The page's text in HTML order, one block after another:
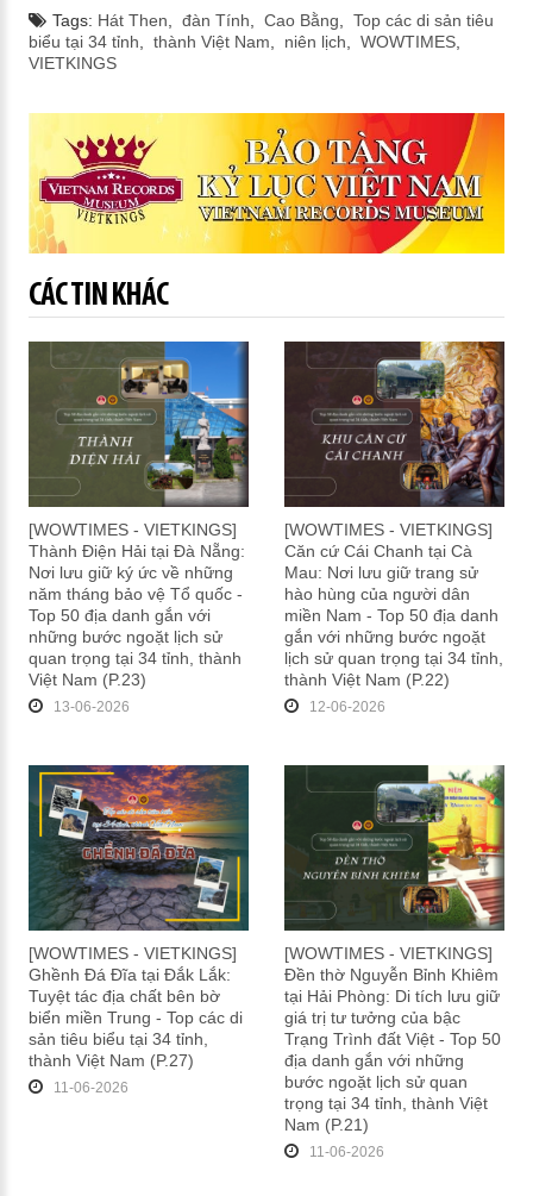
Tags: Hát Then, đàn Tính, Cao Bằng, Top các di sản tiêu
biểu tại 34 tỉnh, thành Việt Nam, niên lịch, WOWTIMES,
VIETKINGS
CÁC TIN KHÁC
[WOWTIMES - VIETKINGS]
Thành Điện Hải tại Đà Nẵng:
Nơi lưu giữ ký ức về những
năm tháng bảo vệ Tổ quốc -
Top 50 địa danh gắn với
những bước ngoặt lịch sử
quan trọng tại 34 tỉnh, thành
Việt Nam (P.23)
13-06-2026
[WOWTIMES - VIETKINGS]
Căn cứ Cái Chanh tại Cà
Mau: Nơi lưu giữ trang sử
hào hùng của người dân
miền Nam - Top 50 địa danh
gắn với những bước ngoặt
lịch sử quan trọng tại 34 tỉnh,
thành Việt Nam (P.22)
12-06-2026
[WOWTIMES - VIETKINGS]
Ghềnh Đá Đĩa tại Đắk Lắk:
Tuyệt tác địa chất bên bờ
biển miền Trung - Top các di
sản tiêu biểu tại 34 tỉnh,
thành Việt Nam (P.27)
11-06-2026
[WOWTIMES - VIETKINGS]
Đền thờ Nguyễn Bỉnh Khiêm
tại Hải Phòng: Di tích lưu giữ
giá trị tư tưởng của bậc
Trạng Trình đất Việt - Top 50
địa danh gắn với những
bước ngoặt lịch sử quan
trọng tại 34 tỉnh, thành Việt
Nam (P.21)
11-06-2026